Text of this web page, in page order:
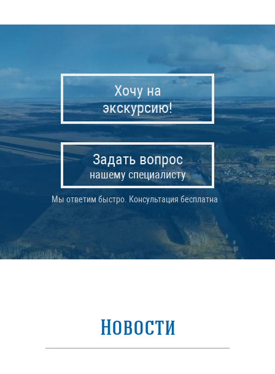
Хочу на
экскурсию!
Задать вопрос
нашему специалисту
Мы ответим быстро. Консультация бесплатна
Новости